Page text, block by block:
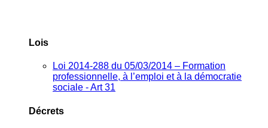
Lois
Loi 2014-288 du 05/03/2014 – Formation
professionnelle, à l’emploi et à la démocratie
sociale - Art 31
Décrets